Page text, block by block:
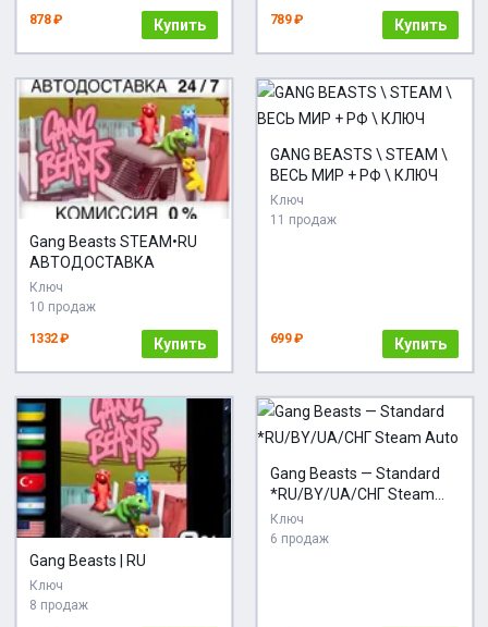
878 ₽ Купить 789 ₽ Купить
Gang Beasts STEAM•RU
АВТОДОСТАВКА
Ключ
10 продаж
1332 ₽ Купить
GANG BEASTS \ STEAM \
ВЕСЬ МИР + РФ \ КЛЮЧ
Ключ
11 продаж
699 ₽ Купить
Gang Beasts | RU
Ключ
8 продаж
Gang Beasts — Standard
*RU/BY/UA/СНГ Steam
Auto
Ключ
6 продаж